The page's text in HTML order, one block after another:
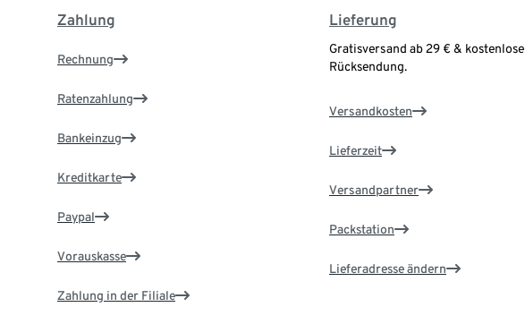
Zahlung
Rechnung
Ratenzahlung
Bankeinzug
Kreditkarte
Paypal
Vorauskasse
Zahlung in der Filiale
Lieferung
Gratisversand ab 29 € & kostenlose
Rücksendung.
Versandkosten
Lieferzeit
Versandpartner
Packstation
Lieferadresse ändern